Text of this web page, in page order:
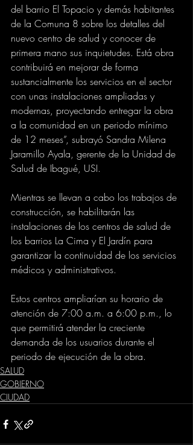
del barrio El Topacio y demás habitantes
de la Comuna 8 sobre los detalles del
nuevo centro de salud y conocer de
primera mano sus inquietudes. Está obra
contribuirá en mejorar de forma
sustancialmente los servicios en el sector
con unas instalaciones ampliadas y
modernas, proyectando entregar la obra
a la comunidad en un periodo mínimo
de 12 meses”, subrayó Sandra Milena
Jaramillo Ayala, gerente de la Unidad de
Salud de Ibagué, USI.
Mientras se llevan a cabo los trabajos de
construcción, se habilitarán las
instalaciones de los centros de salud de
los barrios La Cima y El Jardín para
garantizar la continuidad de los servicios
médicos y administrativos.
Estos centros ampliarían su horario de
atención de 7:00 a.m. a 6:00 p.m., lo
que permitirá atender la creciente
demanda de los usuarios durante el
periodo de ejecución de la obra.
SALUD
GOBIERNO
CIUDAD